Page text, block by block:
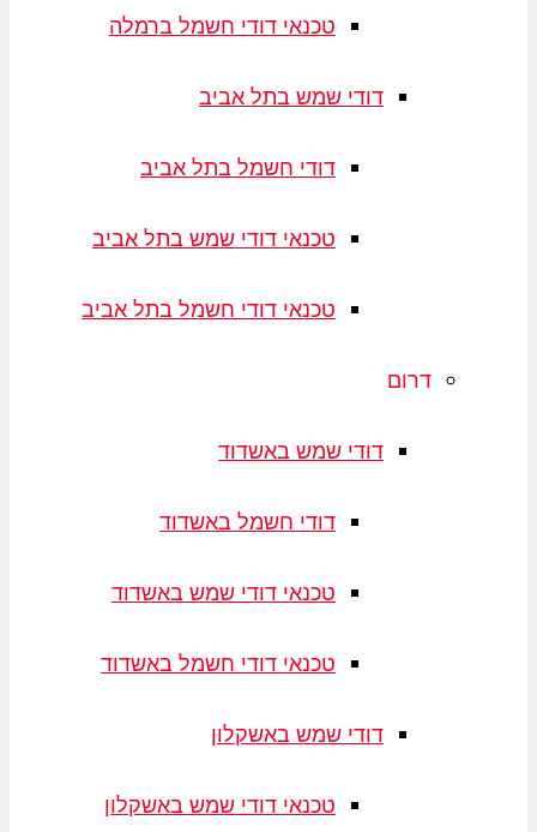
טכנאי דודי חשמל ברמלה
דודי שמש בתל אביב
דודי חשמל בתל אביב
טכנאי דודי שמש בתל אביב
טכנאי דודי חשמל בתל אביב
דרום
דודי שמש באשדוד
דודי חשמל באשדוד
טכנאי דודי שמש באשדוד
טכנאי דודי חשמל באשדוד
דודי שמש באשקלון
טכנאי דודי שמש באשקלון